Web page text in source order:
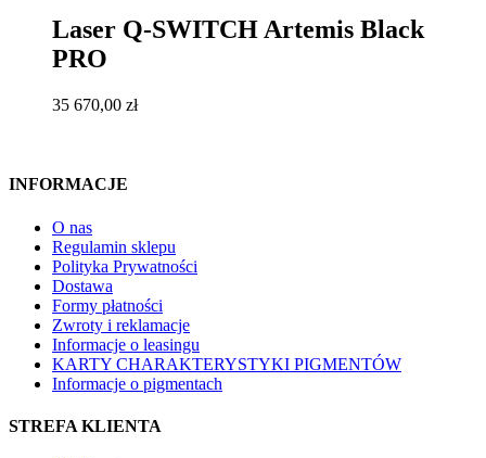
Laser Q-SWITCH Artemis Black
PRO
35 670,00 zł
INFORMACJE
O nas
Regulamin sklepu
Polityka Prywatności
Dostawa
Formy płatności
Zwroty i reklamacje
Informacje o leasingu
KARTY CHARAKTERYSTYKI PIGMENTÓW
Informacje o pigmentach
STREFA KLIENTA